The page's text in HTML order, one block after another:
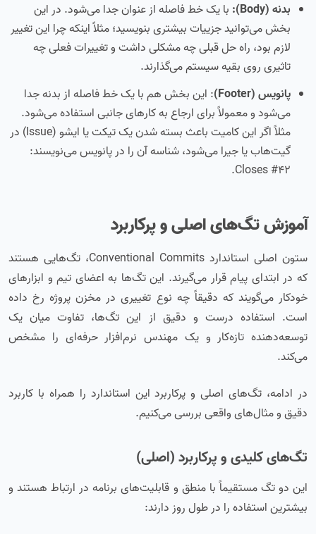
بدنه (Body):
با یک خط فاصله از عنوان جدا می‌شود. در این
بخش می‌توانید جزییات بیشتری بنویسید؛ مثلاً اینکه چرا این تغییر
لازم بود، راه حل قبلی چه مشکلی داشت و تغییرات فعلی چه
تاثیری روی بقیه سیستم می‌گذارند.
پانویس (Footer)
: این بخش هم با یک خط فاصله از بدنه جدا
می‌شود و معمولاً برای ارجاع به کارهای جانبی استفاده می‌شود.
مثلاً اگر این کامیت باعث بسته شدن یک تیکت یا ایشو (Issue) در
گیت‌هاب یا جیرا می‌شود، شناسه آن را در پانویس می‌نویسند:
Closes #42.
آموزش تگ‌های اصلی و پرکاربرد
ستون اصلی استاندارد Conventional Commits، تگ‌هایی هستند
که در ابتدای پیام قرار می‌گیرند. این تگ‌ها به اعضای تیم و ابزارهای
خودکار می‌گویند که دقیقاً چه نوع تغییری در مخزن پروژه رخ داده
است. استفاده درست و دقیق از این تگ‌ها، تفاوت میان یک
توسعه‌دهنده تازه‌کار و یک مهندس نرم‌افزار حرفه‌ای را مشخص
می‌کند.
در ادامه، تگ‌های اصلی و پرکاربرد این استاندارد را همراه با کاربرد
دقیق و مثال‌های واقعی بررسی می‌کنیم.
تگ‌های کلیدی و پرکاربرد (اصلی)
این دو تگ مستقیماً با منطق و قابلیت‌های برنامه در ارتباط هستند و
بیشترین استفاده را در طول روز دارند: